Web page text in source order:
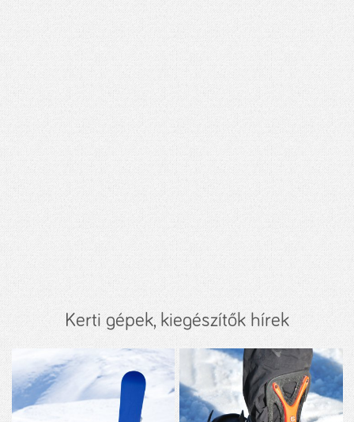
Kerti gépek, kiegészítők hírek